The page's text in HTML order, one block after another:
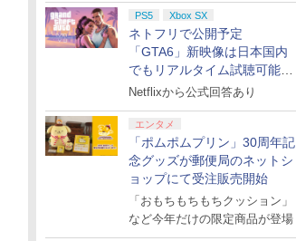
＆オンライン販売開始
PS5 Xbox SX
ネトフリで公開予定
「GTA6」新映像は日本国内
でもリアルタイム試聴可能。
しかも日本語字幕付き
Netflixから公式回答あり
エンタメ
「ポムポムプリン」30周年記
念グッズが郵便局のネットシ
ョップにて受注販売開始
「おもちもちもちクッション」
など今年だけの限定商品が登場